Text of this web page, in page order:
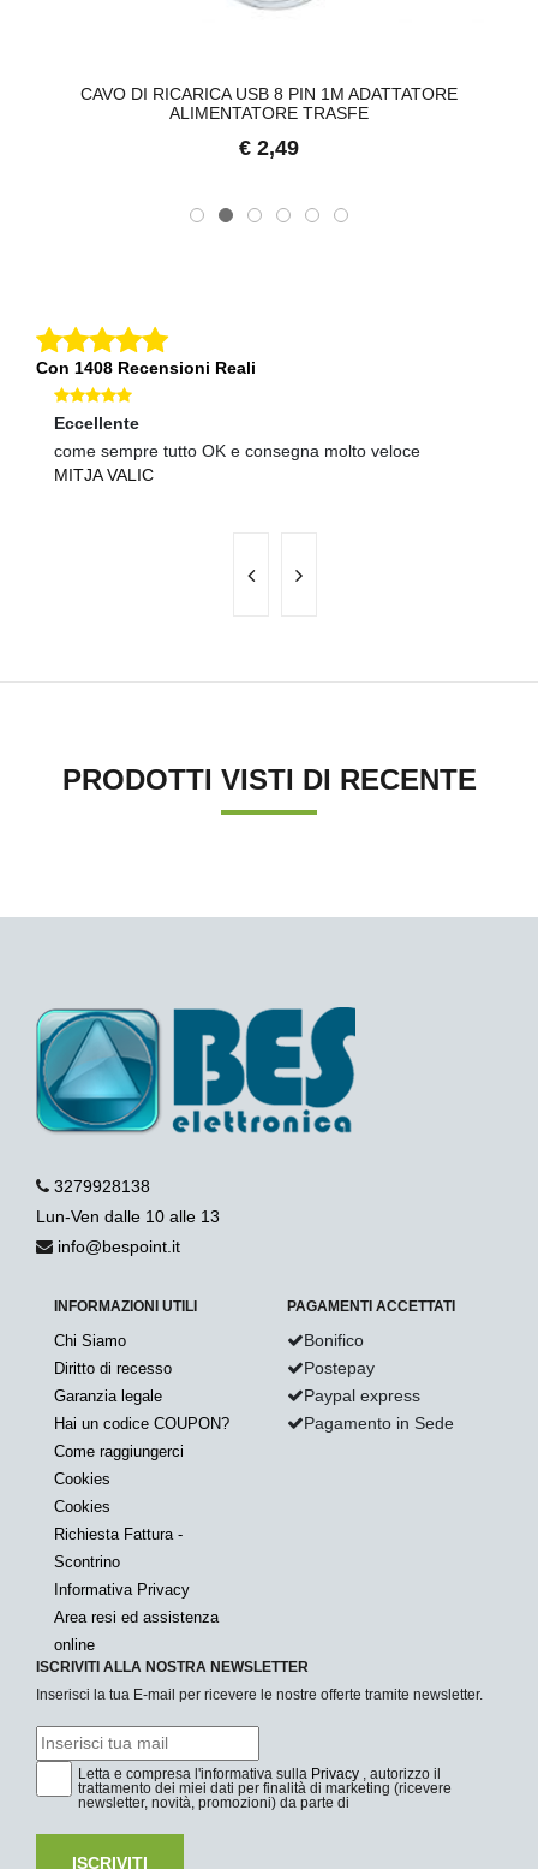
CAVO DI RICARICA USB 8 PIN 1M ADATTATORE
ALIMENTATORE TRASFE
€ 2,49
Con 1408 Recensioni Reali
Eccellente
come sempre tutto OK e consegna molto veloce
MITJA VALIC
PRODOTTI VISTI DI RECENTE
3279928138
Lun-Ven dalle 10 alle 13
info@bespoint.it
INFORMAZIONI UTILI
Chi Siamo
Diritto di recesso
Garanzia legale
Hai un codice COUPON?
Come raggiungerci
Cookies
Cookies
Richiesta Fattura -
Scontrino
Informativa Privacy
Area resi ed assistenza
online
PAGAMENTI ACCETTATI
Bonifico
Postepay
Paypal express
Pagamento in Sede
ISCRIVITI ALLA NOSTRA NEWSLETTER
Inserisci la tua E-mail per ricevere le nostre offerte tramite newsletter.
Letta e compresa l'informativa sulla Privacy , autorizzo il
trattamento dei miei dati per finalità di marketing (ricevere
newsletter, novità, promozioni) da parte di
ISCRIVITI